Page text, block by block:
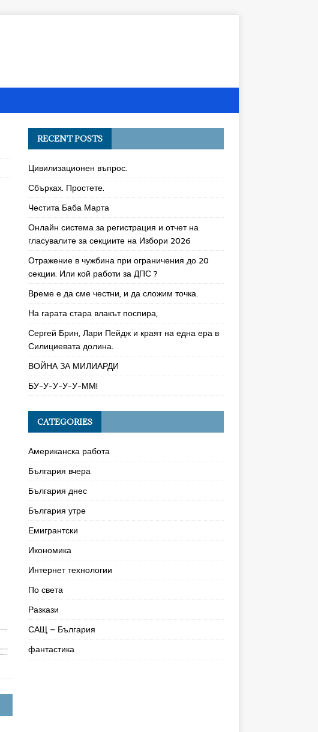
RECENT POSTS
Цивилизационен въпрос.
Сбърках. Простете.
Честита Баба Марта
Онлайн система за регистрация и отчет на
гласувалите за секциите на Избори 2026
Отражение в чужбина при ограничения до 20
секции. Или кой работи за ДПС ?
Време е да сме честни, и да сложим точка.
На гарата стара влакът поспира,
Сергей Брин, Лари Пейдж и краят на една ера в
Силициевата долина.
ВОЙНА ЗА МИЛИАРДИ
БУ-У-У-У-У-ММ!
CATEGORIES
Американска работа
България вчера
България днес
България утре
Емигрантски
Икономика
Интернет технологии
По света
Разкази
САЩ – България
фантастика